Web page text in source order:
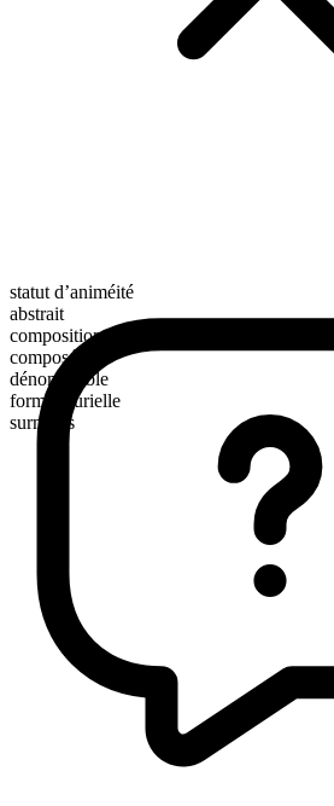
statut d’animéité
abstrait
composition morphologique
composé
dénombrable
forme plurielle
surmises